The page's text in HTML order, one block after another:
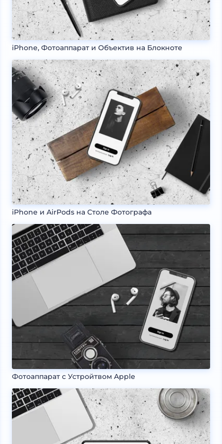
iPhone, Фотоаппарат и Объектив на Блокноте
iPhone и AirPods на Столе Фотографа
Фотоаппарат с Устройтвом Apple